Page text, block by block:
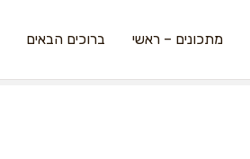
מתכונים – ראשי ברוכים הבאים